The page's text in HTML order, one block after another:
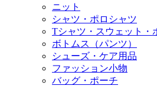
ニット
シャツ・ポロシャツ
Tシャツ・スウェット・
ボトムス（パンツ）
シューズ・ケア用品
ファッション小物
バッグ・ポーチ